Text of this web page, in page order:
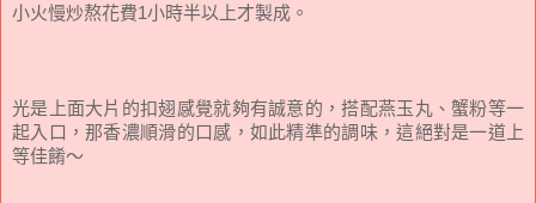
小火慢炒熬花費1小時半以上才製成。
光是上面大片的扣翅感覺就夠有誠意的，搭配燕玉丸、蟹粉等一
起入口，那香濃順滑的口感，如此精準的調味，這絕對是一道上
等佳餚～